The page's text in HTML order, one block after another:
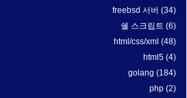
freebsd 서버 (34)
쉘 스크립트 (6)
html/css/xml (48)
html5 (4)
golang (184)
php (2)